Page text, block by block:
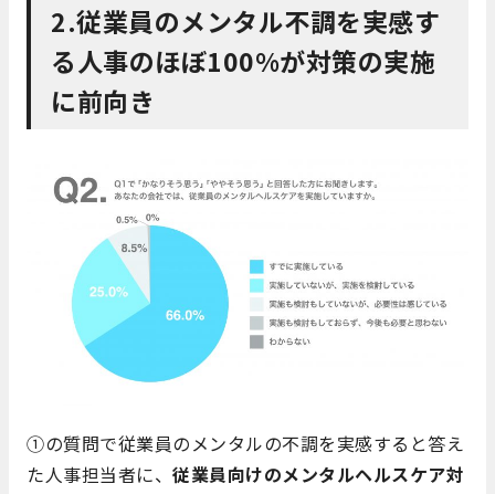
2.従業員のメンタル不調を実感す
る人事のほぼ100%が対策の実施
に前向き
①の質問で従業員のメンタルの不調を実感すると答え
た人事担当者に、 従業員向けのメンタルヘルスケア対